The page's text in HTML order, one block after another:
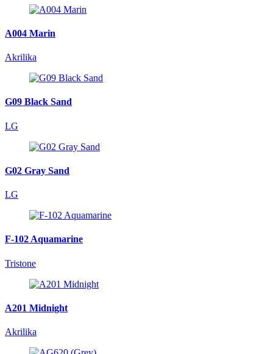
A004 Marin
Akrilika
G09 Black Sand
LG
G02 Gray Sand
LG
F-102 Aquamarine
Tristone
A201 Midnight
Akrilika